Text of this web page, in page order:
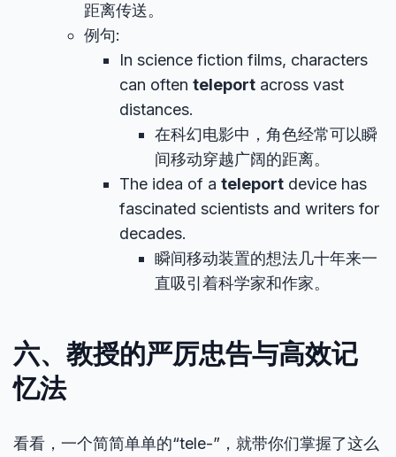
距离传送。
例句:
In science fiction films, characters
can often teleport across vast
distances.
在科幻电影中，角色经常可以瞬
间移动穿越广阔的距离。
The idea of a teleport device has
fascinated scientists and writers for
decades.
瞬间移动装置的想法几十年来一
直吸引着科学家和作家。
六、教授的严厉忠告与高效记
忆法
看看，一个简简单单的“tele-”，就带你们掌握了这么